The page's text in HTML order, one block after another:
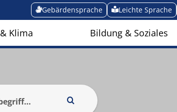
Gebärdensprache Leichte Sprache
Klima Bildung & Soziales